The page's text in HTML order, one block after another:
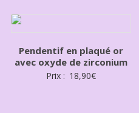
Pendentif en plaqué or
avec oxyde de zirconium
Prix : 18,90€